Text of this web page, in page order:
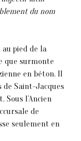
du nom
pied de la
que surmonte
en béton. Il
de Saint-Jacques
Sous l’Ancien
de
seulement en